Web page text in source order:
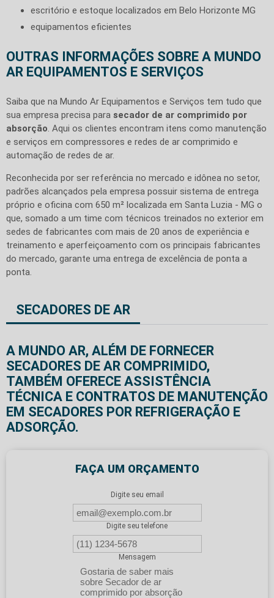
escritório e estoque localizados em Belo Horizonte MG
equipamentos eficientes
OUTRAS INFORMAÇÕES SOBRE A MUNDO
AR EQUIPAMENTOS E SERVIÇOS
Saiba que na Mundo Ar Equipamentos e Serviços tem tudo que
sua empresa precisa para secador de ar comprimido por
absorção. Aqui os clientes encontram itens como manutenção
e serviços em compressores e redes de ar comprimido e
automação de redes de ar.
Reconhecida por ser referência no mercado e idônea no setor,
padrões alcançados pela empresa possuir sistema de entrega
próprio e oficina com 650 m² localizada em Santa Luzia - MG o
que, somado a um time com técnicos treinados no exterior em
sedes de fabricantes com mais de 20 anos de experiência e
treinamento e aperfeiçoamento com os principais fabricantes
do mercado, garante uma entrega de excelência de ponta a
ponta.
SECADORES DE AR
A MUNDO AR, ALÉM DE FORNECER
SECADORES DE AR COMPRIMIDO,
TAMBÉM OFERECE ASSISTÊNCIA
TÉCNICA E CONTRATOS DE MANUTENÇÃO
EM SECADORES POR REFRIGERAÇÃO E
ADSORÇÃO.
FAÇA UM ORÇAMENTO
Digite seu email
Digite seu telefone
Mensagem